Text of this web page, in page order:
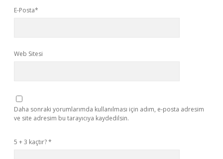
E-Posta*
Web Sitesi
Daha sonraki yorumlarımda kullanılması için adım, e-posta adresim
ve site adresim bu tarayıcıya kaydedilsin.
5 + 3 kaçtır?*